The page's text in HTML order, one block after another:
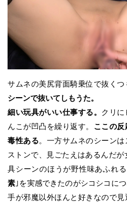
サムネの美尻背面騎乗位で抜くつ
シーンで抜いてしもうた。
細い玩具がいい仕事する。 クリに
んこが凹凸を繰り返す。 ここの
毒性ある。一方サムネのシーン
ストンで、見ごたえはあるんだ
具シーンのほうが野性味あふれ
素 ｣を実感できたのがシコシコに
手が邪魔以外ほんと好きなので見